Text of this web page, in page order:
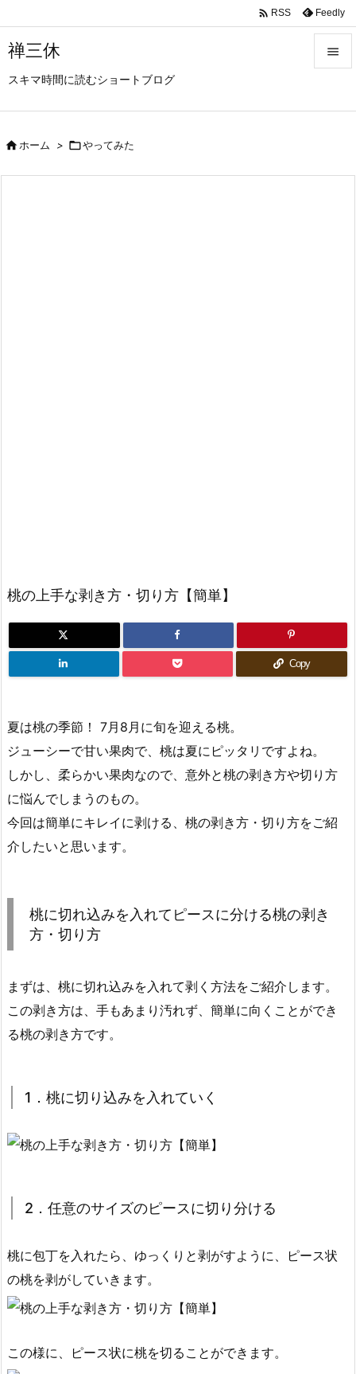
禅三休
スキマ時間に読むショートブログ

 RSS Feedly
ホーム > やってみた
桃の上手な剥き方・切り方【簡単】
Copy
夏は桃の季節！ 7月8月に旬を迎える桃。
ジューシーで甘い果肉で、桃は夏にピッタリですよね。
しかし、柔らかい果肉なので、意外と桃の剥き方や切り方
に悩んでしまうのもの。
今回は簡単にキレイに剥ける、桃の剥き方・切り方をご紹
介したいと思います。
桃に切れ込みを入れてピースに分ける桃の剥き
方・切り方
まずは、桃に切れ込みを入れて剥く方法をご紹介します。
この剥き方は、手もあまり汚れず、簡単に向くことができ
る桃の剥き方です。
1．桃に切り込みを入れていく
2．任意のサイズのピースに切り分ける
桃に包丁を入れたら、ゆっくりと剥がすように、ピース状
の桃を剥がしていきます。
この様に、ピース状に桃を切ることができます。